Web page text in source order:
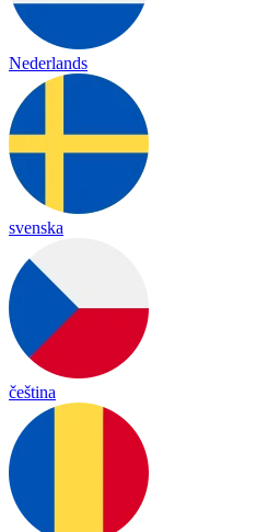
Nederlands
svenska
čeština